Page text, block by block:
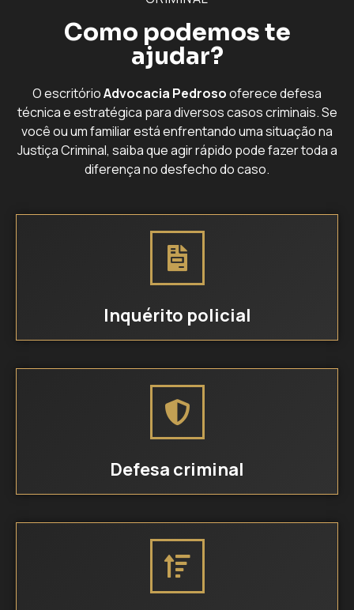
Como podemos te
ajudar?
O escritórioAdvocacia Pedrosooferece defesa
técnica e estratégica para diversos casos criminais. Se
você ou um familiar está enfrentando uma situação na
Justiça Criminal, saiba que agir rápido pode fazer toda a
diferença no desfecho do caso.
Inquérito policial
Defesa criminal